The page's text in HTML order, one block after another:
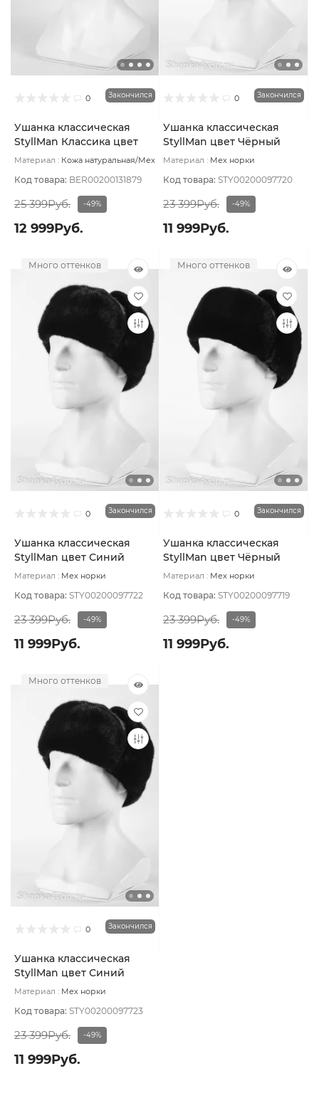
0 Закончился
Ушанка классическая
StyllMan Классика цвет
Коричневый очень
Материал : Кожа натуральная/Мех
Шёлк
Код товара: BER00200131879
25 399Руб. -49%
12 999Руб.
0 Закончился
Ушанка классическая
StyllMan цвет Чёрный
размер 60
Материал : Мех норки
Код товара: STY00200097720
23 399Руб. -49%
11 999Руб.
Много оттенков
0 Закончился
Ушанка классическая
StyllMan цвет Синий
тёмный размер 59
Материал : Мех норки
Код товара: STY00200097722
23 399Руб. -49%
11 999Руб.
Много оттенков
0 Закончился
Ушанка классическая
StyllMan цвет Чёрный
размер 59
Материал : Мех норки
Код товара: STY00200097719
23 399Руб. -49%
11 999Руб.
Много оттенков
0 Закончился
Ушанка классическая
StyllMan цвет Синий
тёмный размер 60
Материал : Мех норки
Код товара: STY00200097723
23 399Руб. -49%
11 999Руб.